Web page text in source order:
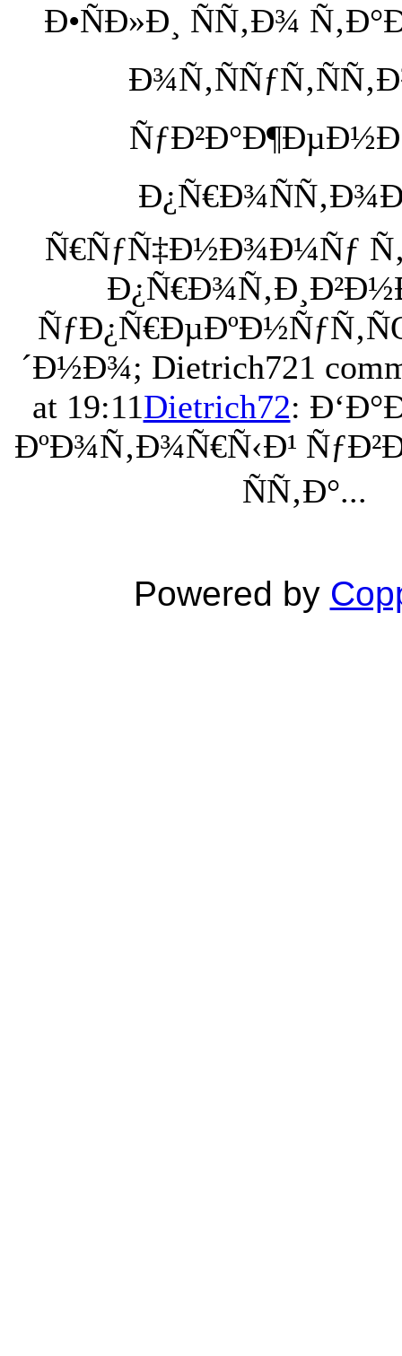
Ð•ÑÐ»Ð¸ ÑÑ‚Ð¾
Ñ€ÑƒÑ‡Ð½Ð¾Ð¼Ñƒ
´Ð½Ð¾; Dietrich721
at 19:11Dietrich72:
ÐºÐ¾Ñ‚Ð¾Ñ€Ñ‹Ð¹
ÑÑ‚Ð°...
Powered by